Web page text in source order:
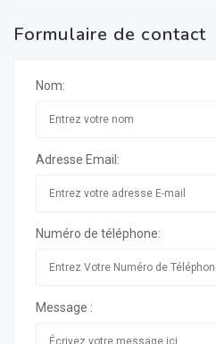
Formulaire de contact
Nom:
Adresse Email:
Numéro de téléphone:
Message :